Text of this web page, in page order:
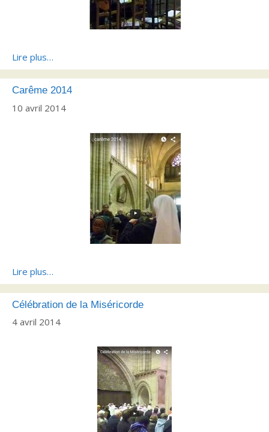
Lire plus…
Carême 2014
10 avril 2014
Lire plus…
Célébration de la Miséricorde
4 avril 2014